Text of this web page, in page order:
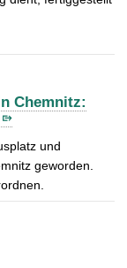
Chemnitz:
und
geworden.